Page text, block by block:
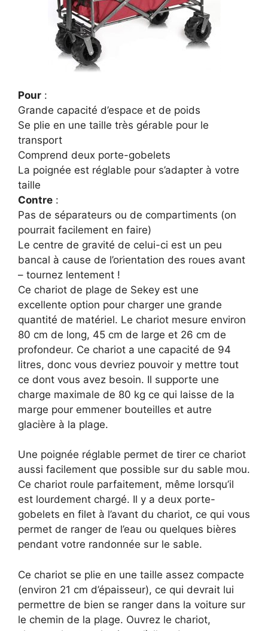
Pour :
Grande capacité d’espace et de poids
Se plie en une taille très gérable pour le
transport
Comprend deux porte-gobelets
La poignée est réglable pour s’adapter à votre
taille
Contre :
Pas de séparateurs ou de compartiments (on
pourrait facilement en faire)
Le centre de gravité de celui-ci est un peu
bancal à cause de l’orientation des roues avant
– tournez lentement !
Ce chariot de plage de Sekey est une
excellente option pour charger une grande
quantité de matériel. Le chariot mesure environ
80 cm de long, 45 cm de large et 26 cm de
profondeur. Ce chariot a une capacité de 94
litres, donc vous devriez pouvoir y mettre tout
ce dont vous avez besoin. Il supporte une
charge maximale de 80 kg ce qui laisse de la
marge pour emmener bouteilles et autre
glacière à la plage.
Une poignée réglable permet de tirer ce chariot
aussi facilement que possible sur du sable mou.
Ce chariot roule parfaitement, même lorsqu’il
est lourdement chargé. Il y a deux porte-
gobelets en filet à l’avant du chariot, ce qui vous
permet de ranger de l’eau ou quelques bières
pendant votre randonnée sur le sable.
Ce chariot se plie en une taille assez compacte
(environ 21 cm d’épaisseur), ce qui devrait lui
permettre de bien se ranger dans la voiture sur
le chemin de la plage. Ouvrez le chariot,